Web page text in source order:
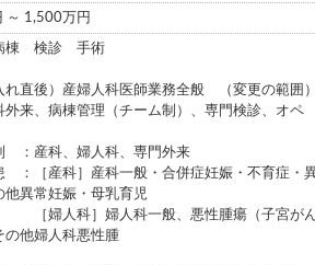
～ 1,500万円
棟 検診 手術
れ直後）産婦人科医師業務全般 （変更の範囲
外来、病棟管理（チーム制）、専門検診、オペ
：産科、婦人科、専門外来
：［産科］産科一般・合併症妊娠・不育症・
他異常妊娠・母乳育児
科］婦人科一般、悪性腫瘍（子宮がん
の他婦人科悪性腫